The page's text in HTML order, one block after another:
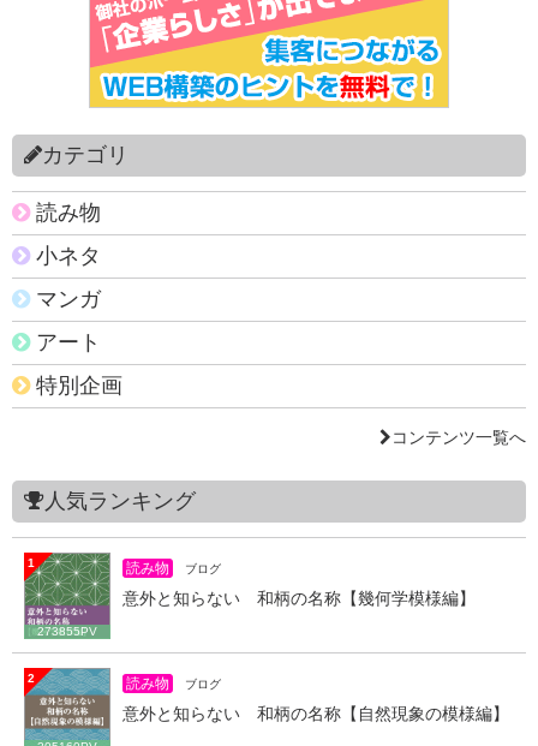
カテゴリ
読み物
小ネタ
マンガ
アート
特別企画
コンテンツ一覧へ
人気ランキング
1
273855PV
読み物 ブログ
意外と知らない 和柄の名称【幾何学模様編】
2 読み物 ブログ
意外と知らない 和柄の名称【自然現象の模様編】